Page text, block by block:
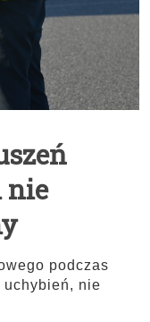
nie
podczas
nie